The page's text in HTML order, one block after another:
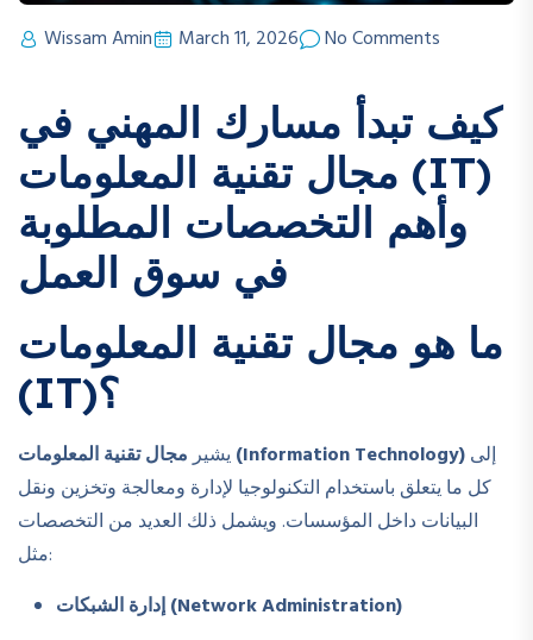
Wissam Amin March 11, 2026 No Comments
كيف تبدأ مسارك المهني في
مجال تقنية المعلومات (IT)
وأهم التخصصات المطلوبة
في سوق العمل
ما هو مجال تقنية المعلومات
(IT)؟
يشيرمجال تقنية المعلومات (Information Technology)
كل ما يتعلق باستخدام التكنولوجيا لإدارة ومعالجة وتخزين ونقل
البيانات داخل المؤسسات. ويشمل ذلك العديد من التخصصات
مثل:
إدارة الشبكات (Network Administration)